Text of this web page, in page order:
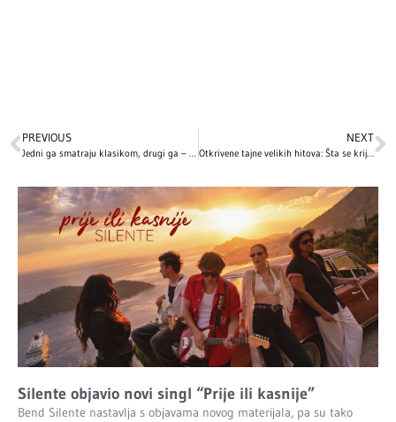
PREVIOUS
Jedni ga smatraju klasikom, drugi ga – ne podnose! Zašto „Love Actually“ važi za najomraženiji praznični film?
NEXT
Otkrivene tajne velikih hitova: Šta se krije iza “Tuge iz Poršea” i “Save i Dunava”?
Silente objavio novi singl “Prije ili kasnije”
Bend Silente nastavlja s objavama novog materijala, pa su tako